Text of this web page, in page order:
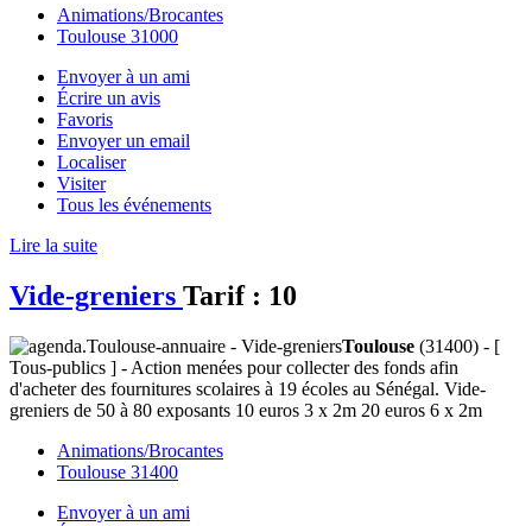
Animations/Brocantes
Toulouse 31000
Envoyer à un ami
Écrire un avis
Favoris
Envoyer un email
Localiser
Visiter
Tous les événements
Lire la suite
Vide-greniers Tarif : 10
Toulouse (31400) - [
Tous-publics ] - Action menées pour collecter des fonds afin
d'acheter des fournitures scolaires à 19 écoles au Sénégal. Vide-
greniers de 50 à 80 exposants 10 euros 3 x 2m 20 euros 6 x 2m
Animations/Brocantes
Toulouse 31400
Envoyer à un ami